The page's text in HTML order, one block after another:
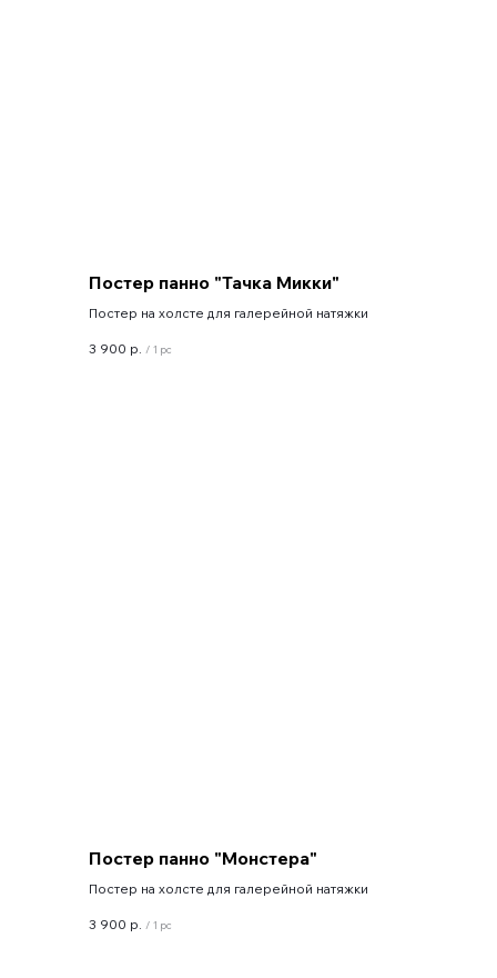
Постер панно "Тачка Микки"
Постер на холсте для галерейной натяжки
3 900 р. / 1 pc
Постер панно "Монстера"
Постер на холсте для галерейной натяжки
3 900 р. / 1 pc